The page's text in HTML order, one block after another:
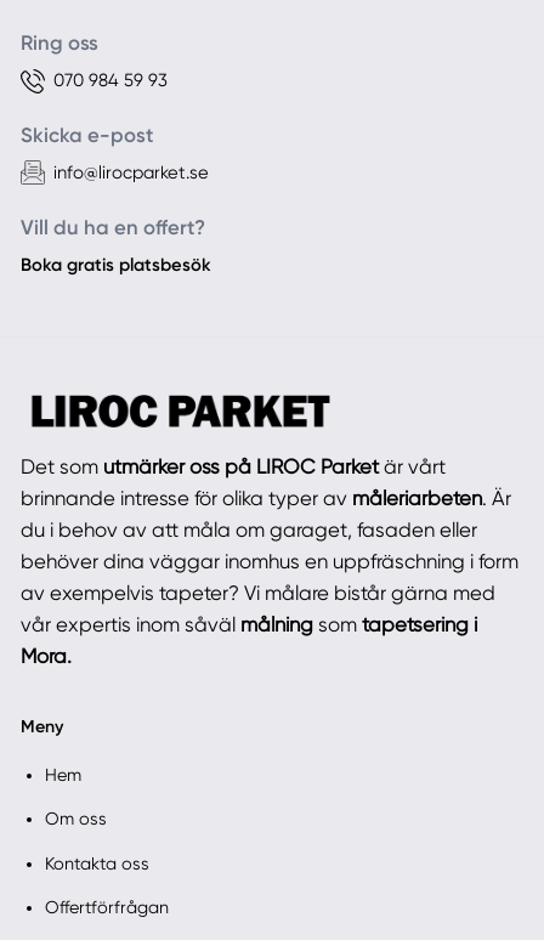
Ring oss
070 984 59 93
Skicka e-post
info@lirocparket.se
Vill du ha en offert?
Boka gratis platsbesök
Det som utmärker oss på LIROC Parketär vårt
brinnande intresse för olika typer av måleriarbeten. Är
du i behov av att måla om garaget, fasaden eller
behöver dina väggar inomhus en uppfräschning i form
av exempelvis tapeter? Vi målare bistår gärna med
vår expertis inom såväl målning som tapetsering i
Mora.
Meny
Hem
Om oss
Kontakta oss
Offertförfrågan